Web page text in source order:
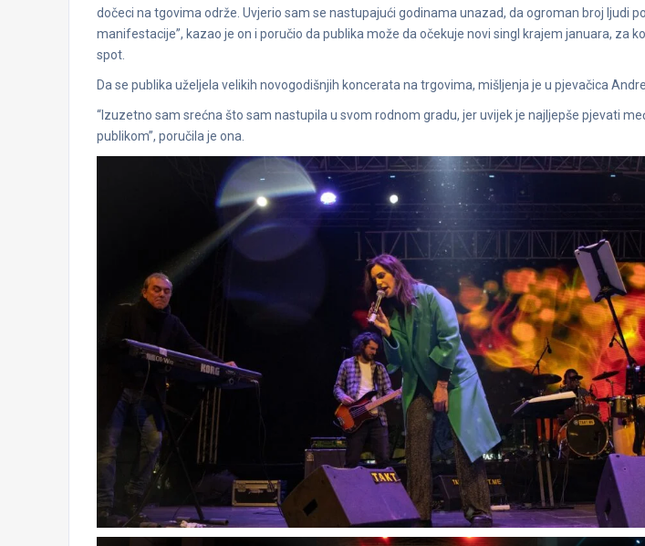
dočeci na tgovima održe. Uvjerio sam se nastupajući godinama unazad, da ogroman broj ljudi
manifestacije”, kazao je on i poručio da publika može da očekuje novi singl krajem januara, za
spot.
Da se publika uželjela velikih novogodišnjih koncerata na trgovima, mišljenja je u pjevačica
“Izuzetno sam srećna što sam nastupila u svom rodnom gradu, jer uvijek je najljepše pjevati
publikom”, poručila je ona.